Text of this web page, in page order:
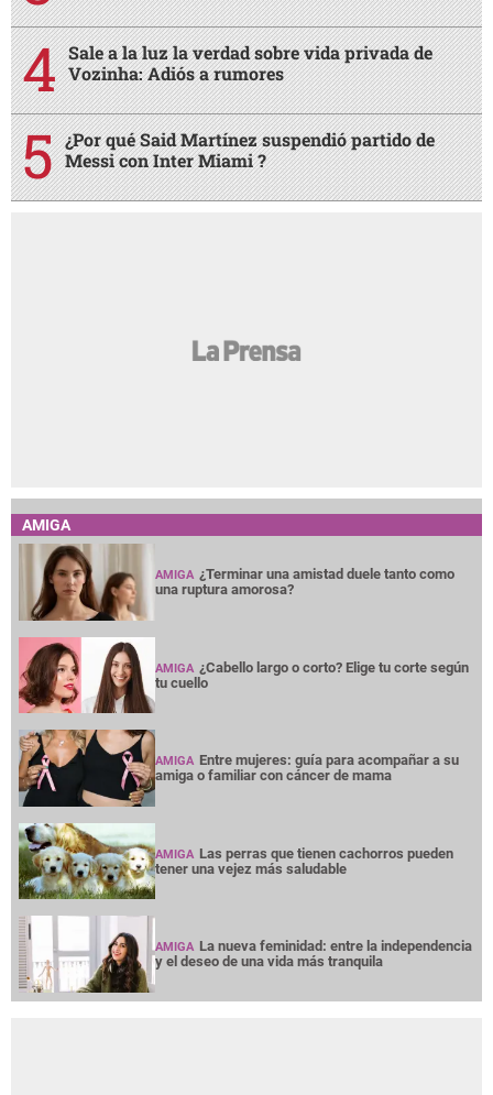
Sale a la luz la verdad sobre vida privada de
Vozinha: Adiós a rumores
¿Por qué Said Martínez suspendió partido de
Messi con Inter Miami ?
AMIGA
AMIGA ¿Terminar una amistad duele tanto como
una ruptura amorosa?
AMIGA ¿Cabello largo o corto? Elige tu corte según
tu cuello
AMIGA Entre mujeres: guía para acompañar a su
amiga o familiar con cáncer de mama
AMIGA Las perras que tienen cachorros pueden
tener una vejez más saludable
AMIGA La nueva feminidad: entre la independencia
y el deseo de una vida más tranquila